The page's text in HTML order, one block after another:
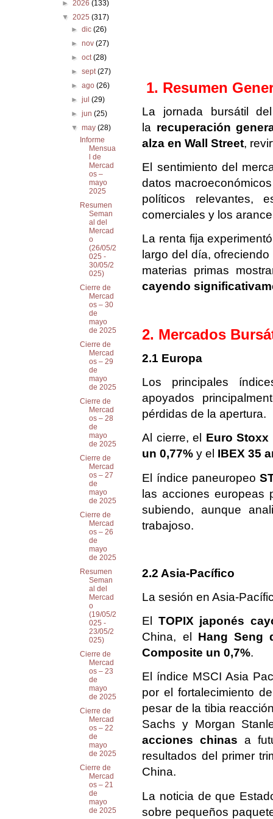
1. Resumen
La jornada bursátil
la recuperación
alza en Wall Street,
El sentimiento del
datos
políticos relevantes,
comerciales y los
La renta fija
largo del día,
materias primas
cayendo
2. Mercados
2.1 Europa
Los principales
apoyados
pérdidas de la apertura.
Al cierre, el Euro Stoxx
un 0,77% y el IBEX 35
El índice paneuropeo
las acciones europeas
subiendo, aunque
trabajoso.
2.2 Asia-Pacífico
La sesión en Asia-
El TOPIX japonés
China, el Hang Seng
Composite un 0,7%.
El índice MSCI Asia
por el fortalecimiento
pesar de la tibia
Sachs y Morgan
acciones chinas a
resultados del primer
China.
La noticia de que
sobre pequeños
►2026(133)
▼2025(317)
► dic (26)
► nov (27)
► oct(28)
► sept(27)
► ago (26)
► jul (29)
► jun (25)
▼ may (28)
Informe
Mensua
l de
Mercad
os –
mayo
2025
Resumen
Seman
al del
Mercad
o
(26/05/2
025 -
30/05/2
025)
Cierre de
Mercad
os – 30
de
mayo
de 2025
Cierre de
Mercad
os – 29
de
mayo
de 2025
Cierre de
Mercad
os – 28
de
mayo
de 2025
Cierre de
Mercad
os – 27
de
mayo
de 2025
Cierre de
Mercad
os – 26
de
mayo
de 2025
Resumen
Seman
al del
Mercad
o
(19/05/2
025 -
23/05/2
025)
Cierre de
Mercad
os – 23
de
mayo
de 2025
Cierre de
Mercad
os – 22
de
mayo
de 2025
Cierre de
Mercad
os – 21
de
mayo
de 2025